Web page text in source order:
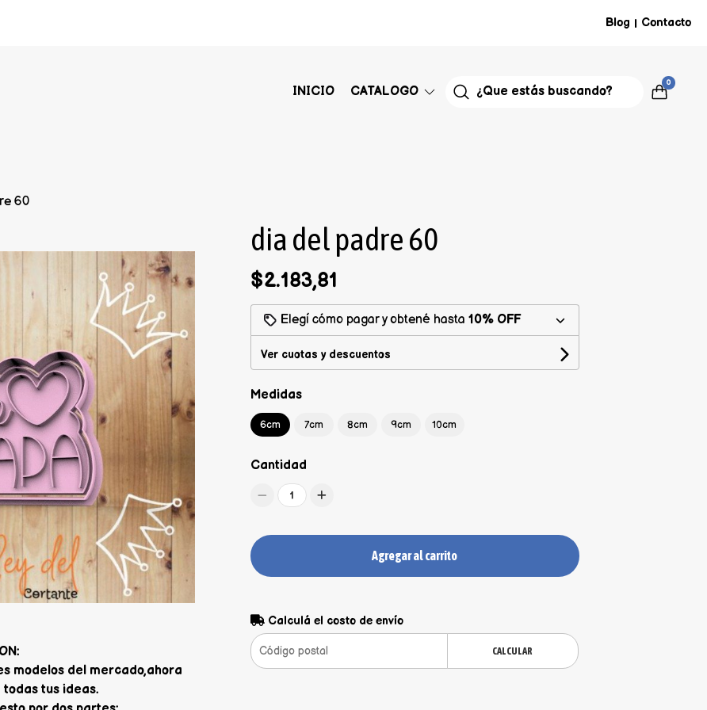
Blog | Contacto
INICIO CATALOGO
0
60
modelos del mercado,ahora
tus ideas.
dia del padre 60
$2.183,81
Elegí cómo pagar y obtené hasta 10% OFF
Ver cuotas y descuentos
Medidas
6cm 7cm 8cm 9cm 10cm
Cantidad
1
Agregar al carrito
Calculá el costo de envío
CALCULAR